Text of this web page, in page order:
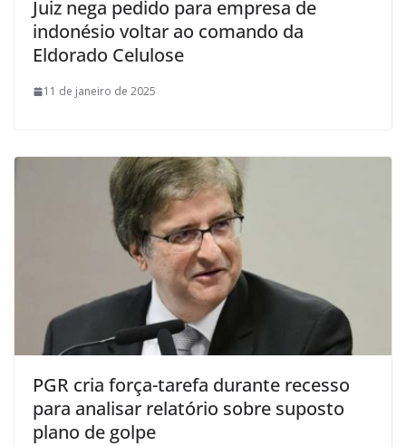
Juiz nega pedido para empresa de
indonésio voltar ao comando da
Eldorado Celulose
11 de janeiro de 2025
PGR cria força-tarefa durante recesso
para analisar relatório sobre suposto
plano de golpe